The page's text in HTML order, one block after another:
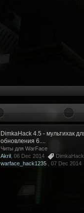
DimkaHack 4.5 - мультихак
обновления 6....
Читы для WarFace
Akril , 06 Dec 2014
warface_hack1235
07 Dec 2014